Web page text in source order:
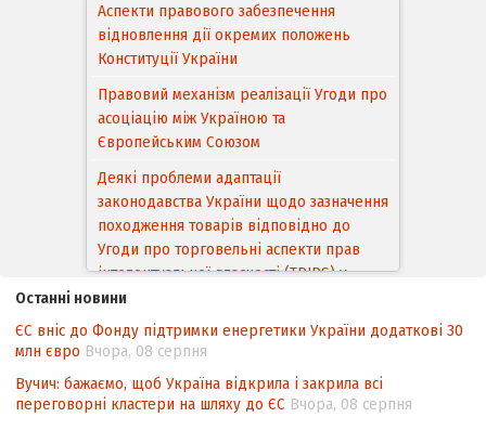
Аспекти правового забезпечення
відновлення дії окремих положень
Конституції України
Правовий механізм реалізації Угоди про
асоціацію між Україною та
Європейським Cоюзом
Деякі проблеми адаптації
законодавства України щодо зазначення
походження товарів відповідно до
Угоди про торговельні аспекти прав
інтелектуальної власності (TRIPS) у
контексті євроінтеграції
Аналіз виборчого законодавства щодо
невизначеності механізму повторного
підрахунку голосів виборців
Інформаційна безпека суспільства
Останні новини
ЄС вніс до Фонду підтримки енергетики України додаткові 30
млн євро Вчора, 08 серпня
Вучич: бажаємо, щоб Україна відкрила і закрила всі
переговорні кластери на шляху до ЄС Вчора, 08 серпня